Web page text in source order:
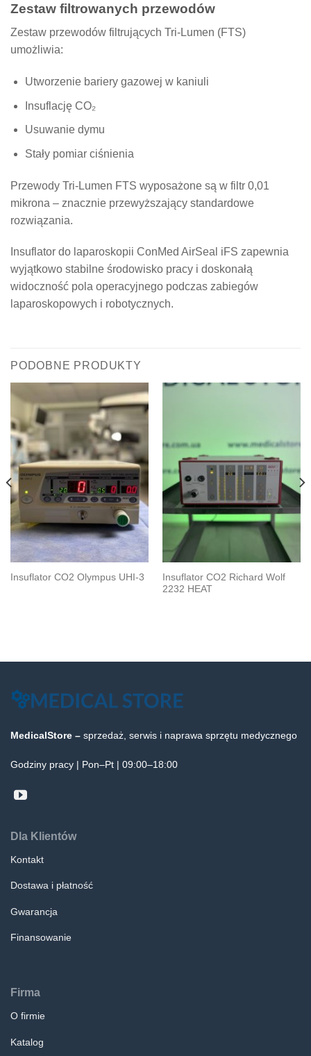
Zestaw filtrowanych przewodów
Zestaw przewodów filtrujących Tri-Lumen (FTS)
umożliwia:
Utworzenie bariery gazowej w kaniuli
Insuflację CO₂
Usuwanie dymu
Stały pomiar ciśnienia
Przewody Tri-Lumen FTS wyposażone są w filtr 0,01
mikrona – znacznie przewyższający standardowe
rozwiązania.
Insuflator do laparoskopii ConMed AirSeal iFS zapewnia
wyjątkowo stabilne środowisko pracy i doskonałą
widoczność pola operacyjnego podczas zabiegów
laparoskopowych i robotycznych.
PODOBNE PRODUKTY
Insuflator CO2 Olympus UHI-3
Insuflator CO2 Richard Wolf
2232 HEAT
MedicalStore – sprzedaż, serwis i naprawa sprzętu medycznego
Godziny pracy | Pon–Pt | 09:00–18:00
Dla Klientów
Kontakt
Dostawa i płatność
Gwarancja
Finansowanie
Firma
O firmie
Katalog